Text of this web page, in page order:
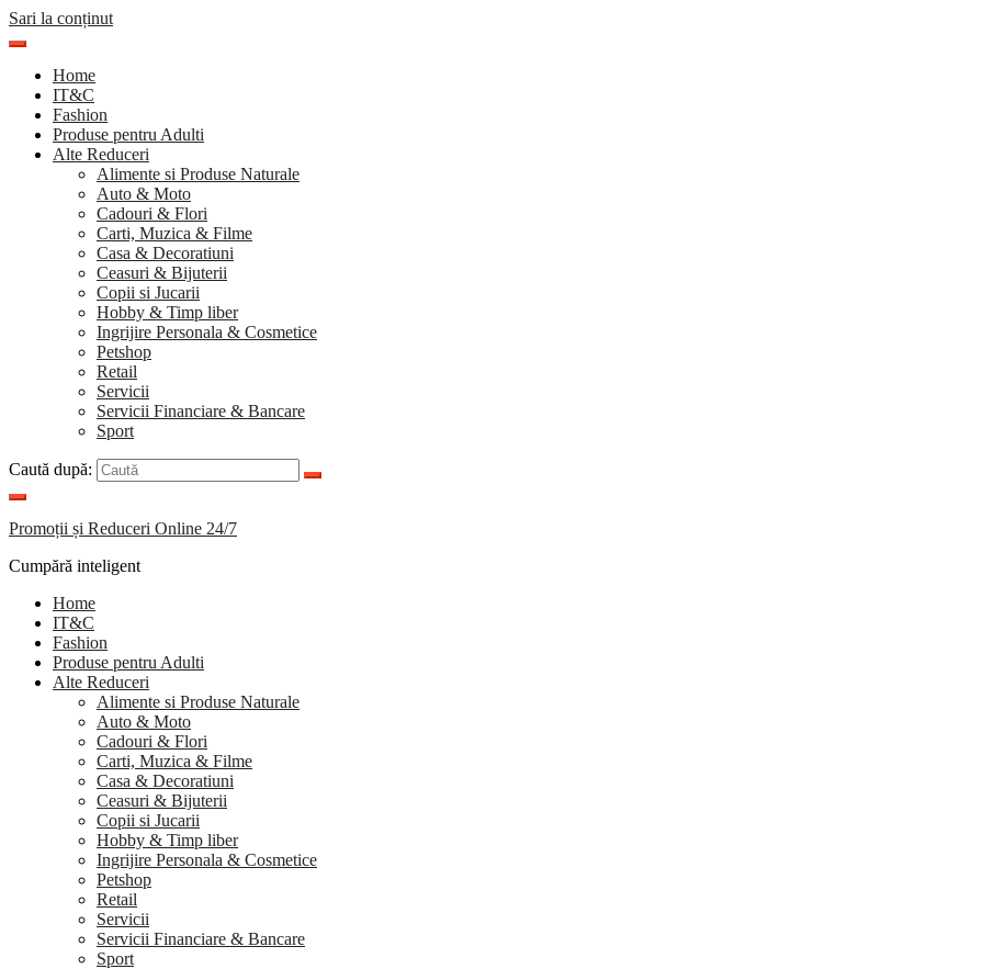
Sari la conținut
Home
IT&C
Fashion
Produse pentru Adulti
Alte Reduceri
Alimente si Produse Naturale
Auto & Moto
Cadouri & Flori
Carti, Muzica & Filme
Casa & Decoratiuni
Ceasuri & Bijuterii
Copii si Jucarii
Hobby & Timp liber
Ingrijire Personala & Cosmetice
Petshop
Retail
Servicii
Servicii Financiare & Bancare
Sport
Caută după:
Promoții și Reduceri Online 24/7
Cumpără inteligent
Home
IT&C
Fashion
Produse pentru Adulti
Alte Reduceri
Alimente si Produse Naturale
Auto & Moto
Cadouri & Flori
Carti, Muzica & Filme
Casa & Decoratiuni
Ceasuri & Bijuterii
Copii si Jucarii
Hobby & Timp liber
Ingrijire Personala & Cosmetice
Petshop
Retail
Servicii
Servicii Financiare & Bancare
Sport